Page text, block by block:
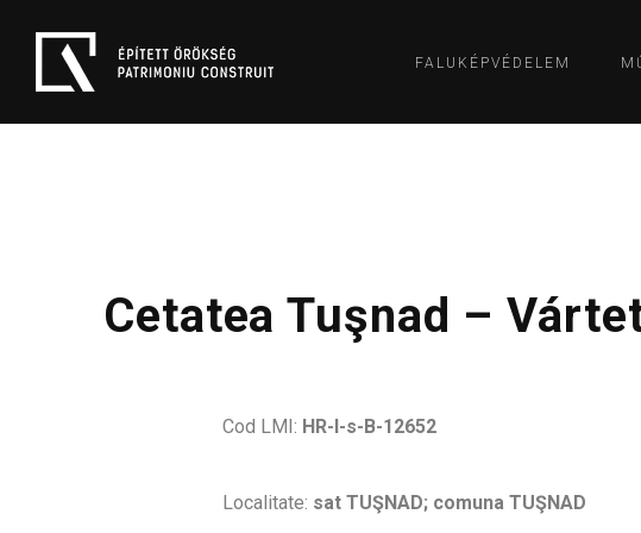
FALUKÉPVÉDELEM
Cetatea Tuşnad –
Cod LMI: HR-I-s-B-12652
Localitate: sat TUŞNAD; comuna TUŞNAD